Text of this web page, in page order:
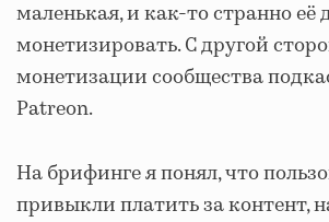
маленькая, и как-то странно её
монетизировать. С другой
монетизации сообщества
Patreon.
На брифинге я понял, что
привыкли платить за контент,